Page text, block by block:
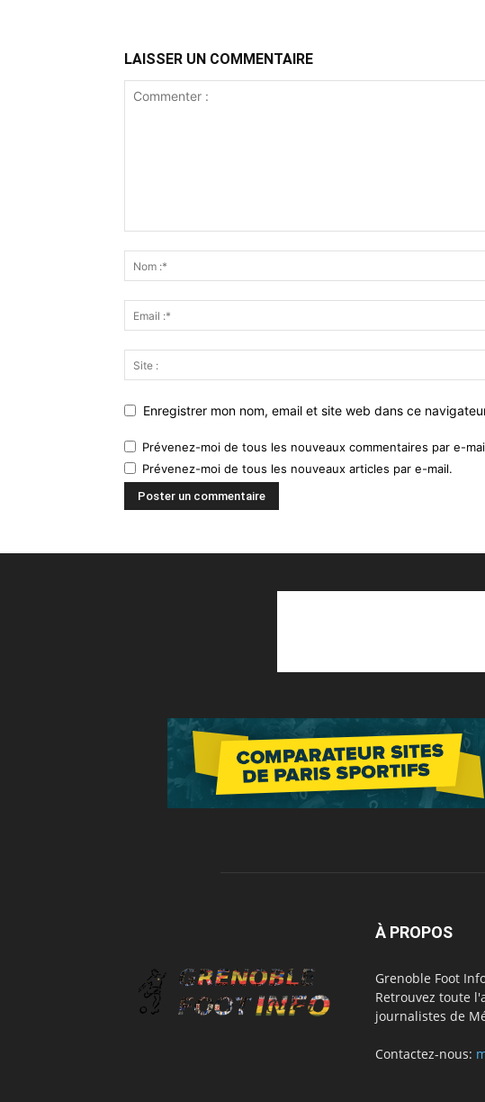
LAISSER UN COMMENTAIRE
Enregistrer mon nom, email et site web dans ce
Prévenez-moi de tous les nouveaux commentaires par e-
Prévenez-moi de tous les nouveaux articles par e-mail.
À PROPOS
Grenoble Foot
Retrouvez toute
journalistes de
Contactez-nous: